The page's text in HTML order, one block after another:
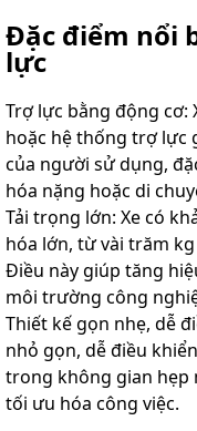
Đặc điểm nổi
lực
Trợ lực bằng động cơ:
hoặc hệ thống trợ lực
của người sử dụng,
hóa nặng hoặc di
Tải trọng lớn: Xe có
hóa lớn, từ vài trăm
Điều này giúp tăng
môi trường công
Thiết kế gọn nhẹ, dễ
nhỏ gọn, dễ điều
trong không gian hẹp
tối ưu hóa công việc.